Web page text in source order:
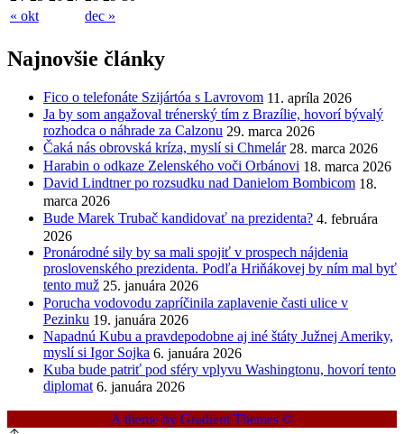
« okt dec »
Najnovšie články
Fico o telefonáte Szijártóa s Lavrovom 11. apríla 2026
Ja by som angažoval trénerský tím z Brazílie, hovorí bývalý
rozhodca o náhrade za Calzonu 29. marca 2026
Čaká nás obrovská kríza, myslí si Chmelár 28. marca 2026
Harabin o odkaze Zelenského voči Orbánovi 18. marca 2026
David Lindtner po rozsudku nad Danielom Bombicom 18.
marca 2026
Bude Marek Trubač kandidovať na prezidenta? 4. februára
2026
Pronárodné sily by sa mali spojiť v prospech nájdenia
proslovenského prezidenta. Podľa Hriňákovej by ním mal byť
tento muž 25. januára 2026
Porucha vodovodu zapríčinila zaplavenie časti ulice v
Pezinku 19. januára 2026
Napadnú Kubu a pravdepodobne aj iné štáty Južnej Ameriky,
myslí si Igor Sojka 6. januára 2026
Kuba bude patriť pod sféry vplyvu Washingtonu, hovorí tento
diplomat 6. januára 2026
A theme by Gradient Themes ©